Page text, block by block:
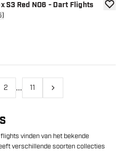
S3 Red NO6 - Dart Flights
drawer
2 ... 11 Volgende
vinden van het bekende
verschillende soorten collecties